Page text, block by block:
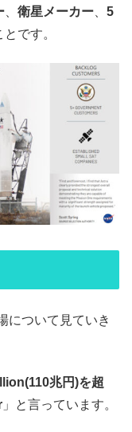
衛星メーカー
5
とです。
について見ていき
兆円)を超
」と言っています。